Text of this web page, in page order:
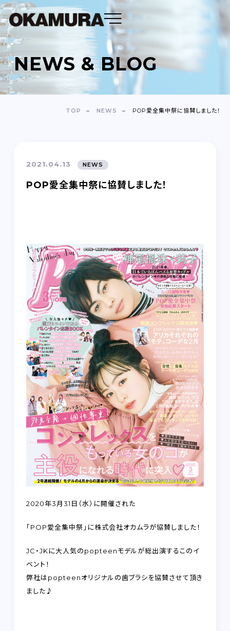
DENTAL FLOSS
TOOTH BRUSH
COMPANY
RECRUIT
CONTACT on-line shop
プライバシーポリシー
NEWS & BLOG
TOP NEWS POP愛全集中祭に協賛しました！
2021.04.13 NEWS
POP愛全集中祭に協賛しました！
2020年3月31日（水）に開催された
「POP愛全集中祭」に株式会社オカムラが協賛しました！
JC・JKに大人気のpopteenモデルが総出演するこのイ
ベント！
弊社はpopteenオリジナルの歯ブラシを協賛させて頂き
ました♪